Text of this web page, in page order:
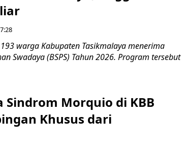
193 warga Kabupaten Tasikmalaya menerima
Swadaya (BSPS) Tahun 2026. Program tersebut
Sindrom Morquio di KBB
Khusus dari